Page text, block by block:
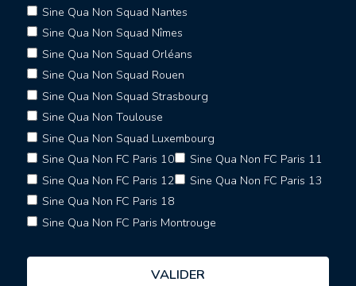
Sine Qua Non Squad Nantes
Sine Qua Non Squad Nîmes
Sine Qua Non Squad Orléans
Sine Qua Non Squad Rouen
Sine Qua Non Squad Strasbourg
Sine Qua Non Toulouse
Sine Qua Non Squad Luxembourg
Sine Qua Non FC Paris 10
Sine Qua Non FC Paris 11
Sine Qua Non FC Paris 12
Sine Qua Non FC Paris 13
Sine Qua Non FC Paris 18
Sine Qua Non FC Paris Montrouge